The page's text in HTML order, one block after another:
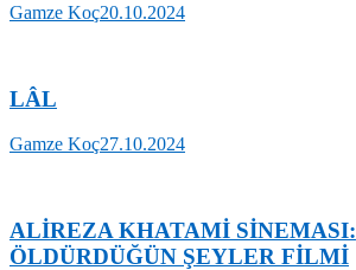
Gamze Koç20.10.2024
LÂL
Gamze Koç27.10.2024
ALİREZA KHATAMİ SİNEMASI:
ÖLDÜRDÜĞÜN ŞEYLER FİLMİ